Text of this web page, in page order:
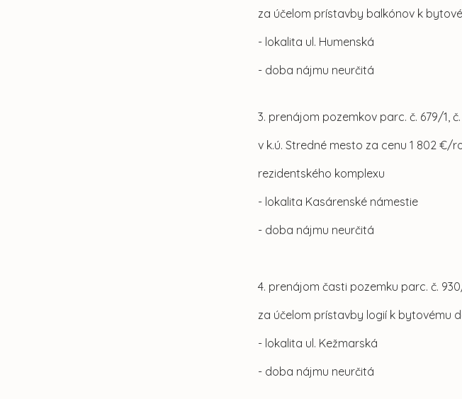
za účelom prístavby balkónov k
- lokalita ul. Humenská
- doba nájmu neurčitá
3. prenájom pozemkov parc. č. 679/1,
v k.ú. Stredné mesto za cenu 1 802
rezidentského komplexu
- lokalita Kasárenské námestie
- doba nájmu neurčitá
4. prenájom časti pozemku parc. č.
za účelom prístavby logií k bytovému
- lokalita ul. Kežmarská
- doba nájmu neurčitá